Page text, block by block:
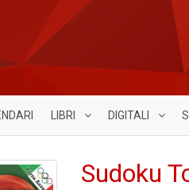
LIBRI DIGITALI
Sudoku